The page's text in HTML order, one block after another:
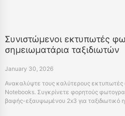
Συνιστώμενοι εκτυπωτές
σημειωματάρια ταξιδιωτών
January 30, 2026
Ανακαλύψτε τους καλύτερους εκτυπωτές
Notebooks. Συγκρίνετε φορητούς
βαφής-εξαυψωμένου 2x3 για ταξιδιωτικό